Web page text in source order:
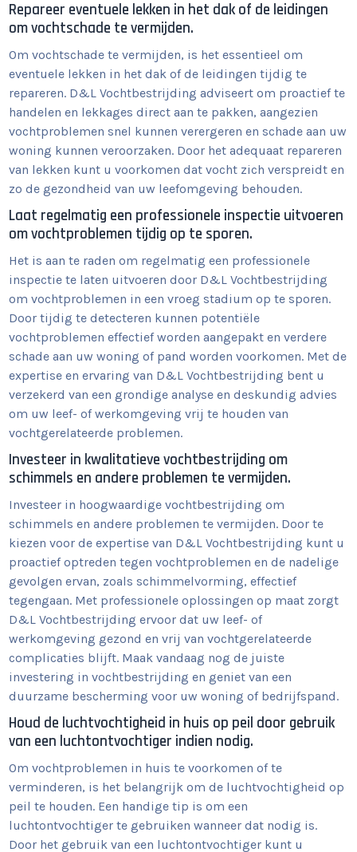
Repareer eventuele lekken in het dak of de leidingen
om vochtschade te vermijden.
Om vochtschade te vermijden, is het essentieel om
eventuele lekken in het dak of de leidingen tijdig te
repareren. D&L Vochtbestrijding adviseert om proactief te
handelen en lekkages direct aan te pakken, aangezien
vochtproblemen snel kunnen verergeren en schade aan uw
woning kunnen veroorzaken. Door het adequaat repareren
van lekken kunt u voorkomen dat vocht zich verspreidt en
zo de gezondheid van uw leefomgeving behouden.
Laat regelmatig een professionele inspectie uitvoeren
om vochtproblemen tijdig op te sporen.
Het is aan te raden om regelmatig een professionele
inspectie te laten uitvoeren door D&L Vochtbestrijding
om vochtproblemen in een vroeg stadium op te sporen.
Door tijdig te detecteren kunnen potentiële
vochtproblemen effectief worden aangepakt en verdere
schade aan uw woning of pand worden voorkomen. Met de
expertise en ervaring van D&L Vochtbestrijding bent u
verzekerd van een grondige analyse en deskundig advies
om uw leef- of werkomgeving vrij te houden van
vochtgerelateerde problemen.
Investeer in kwalitatieve vochtbestrijding om
schimmels en andere problemen te vermijden.
Investeer in hoogwaardige vochtbestrijding om
schimmels en andere problemen te vermijden. Door te
kiezen voor de expertise van D&L Vochtbestrijding kunt u
proactief optreden tegen vochtproblemen en de nadelige
gevolgen ervan, zoals schimmelvorming, effectief
tegengaan. Met professionele oplossingen op maat zorgt
D&L Vochtbestrijding ervoor dat uw leef- of
werkomgeving gezond en vrij van vochtgerelateerde
complicaties blijft. Maak vandaag nog de juiste
investering in vochtbestrijding en geniet van een
duurzame bescherming voor uw woning of bedrijfspand.
Houd de luchtvochtigheid in huis op peil door gebruik
van een luchtontvochtiger indien nodig.
Om vochtproblemen in huis te voorkomen of te
verminderen, is het belangrijk om de luchtvochtigheid op
peil te houden. Een handige tip is om een
luchtontvochtiger te gebruiken wanneer dat nodig is.
Door het gebruik van een luchtontvochtiger kunt u